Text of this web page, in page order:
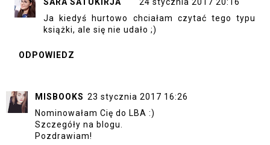
SARA SATUKIRJA
24 stycznia 2017 20:16
Ja kiedyś hurtowo chciałam czytać tego typu
książki, ale się nie udało ;)
ODPOWIEDZ
MISBOOKS 23 stycznia 2017 16:26
Nominowałam Cię do LBA :)
Szczegóły na blogu.
Pozdrawiam!